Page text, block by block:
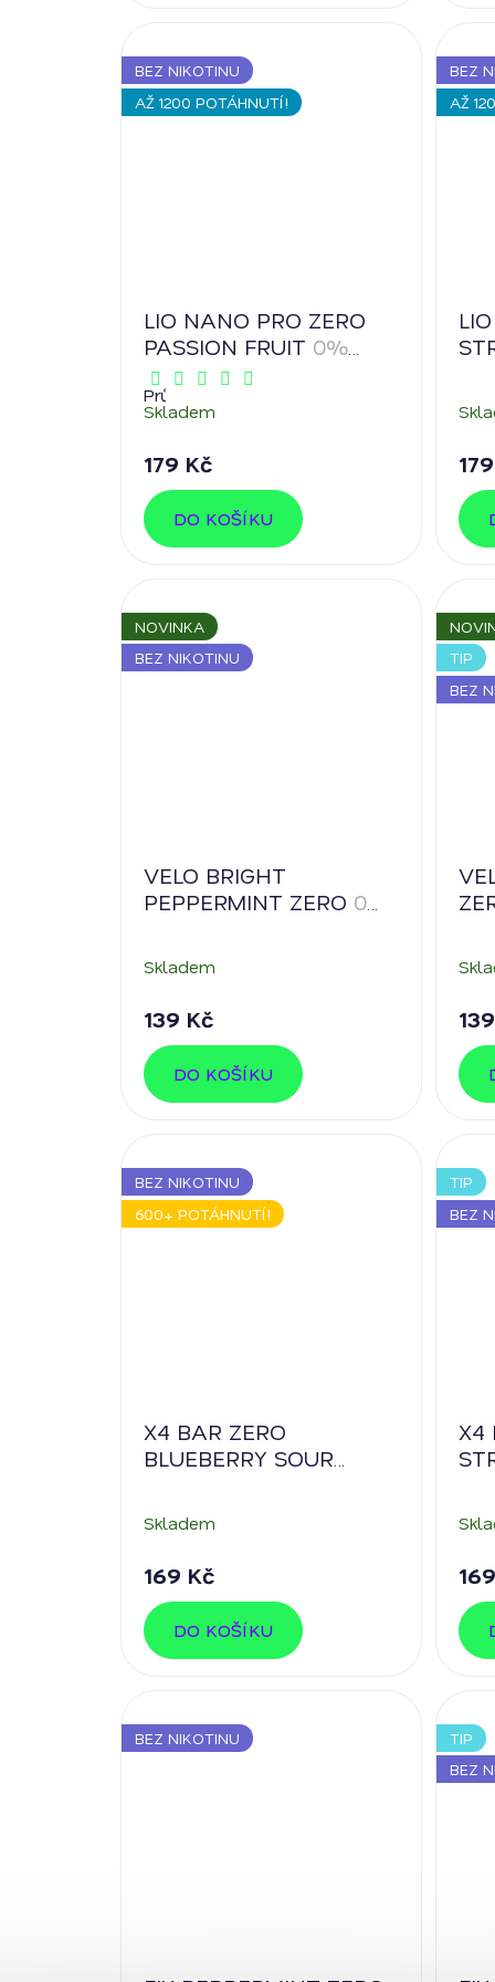
BEZ NIKOTINU
AŽ 1200 POTÁHNUTÍ!
LIO NANO PRO ZERO
PASSION FRUIT 0%
nikotinu
Průměrné
hodnocení
5,0
5
hvězdiček.
Skladem
179 Kč
DO KOŠÍKU
BEZ
AŽ
NOVINKA
BEZ NIKOTINU
VELO BRIGHT
PEPPERMINT ZERO 0%
Skladem
139 Kč
DO KOŠÍKU
TIP
BEZ
BEZ NIKOTINU
600+ POTÁHNUTÍ!
X4 BAR ZERO
BLUEBERRY SOUR
nikotinu
Skladem
169 Kč
DO KOŠÍKU
TIP
BEZ
X4
BEZ NIKOTINU
TIP
BEZ